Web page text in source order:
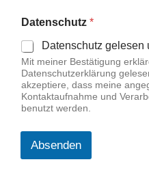
a
i
l
-
A
d
r
e
s
D
Datenschutz *
Datenschutz gelesen
Mit meiner Bestätigung
Datenschutzerklärung
akzeptiere, dass meine
Kontaktaufnahme und
benutzt werden.
Absenden